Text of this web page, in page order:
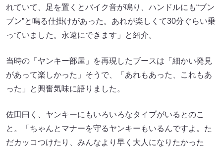
れていて、足を置くとバイク音が鳴り、ハンドルにも“ブン
ブン”と鳴る仕掛けがあった。あれが楽しくて30分ぐらい乗
っていました。永遠にできます」と紹介。
当時の「ヤンキー部屋」を再現したブースは「細かい発見
があって楽しかった」そうで、「あれもあった、これもあ
った」と興奮気味に語りました。
佐田曰く、ヤンキーにもいろいろなタイプがいるとのこ
と。「ちゃんとマナーを守るヤンキーもいるんですよ。た
だカッコつけたり、みんなより早く大人になりたかった